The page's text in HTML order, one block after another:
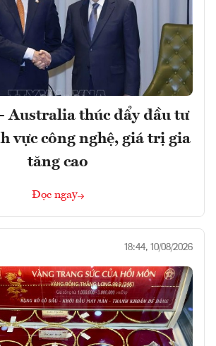
Australia thúc đẩy đầu tư
vực công nghệ, giá trị gia
tăng cao
Đọc ngay
18:44, 10/08/2026